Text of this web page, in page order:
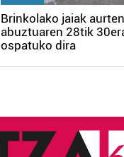
Brinkolako jaiak aurten
abuztuaren 28tik
ospatuko dira